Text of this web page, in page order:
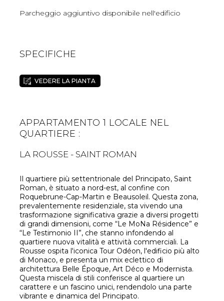
Parcheggio aggiuntivo disponibile nell'edificio
SPECIFICHE
VEDERE LA PIANTA
APPARTAMENTO 1 LOCALE NEL
QUARTIERE :
LA ROUSSE - SAINT ROMAN
Il quartiere più settentrionale del Principato, Saint
Roman, è situato a nord-est, al confine con
Roquebrune-Cap-Martin e Beausoleil. Questa zona,
prevalentemente residenziale, sta vivendo una
trasformazione significativa grazie a diversi progetti
di grandi dimensioni, come “Le MoNa Résidence” e
“Le Testimonio II”, che stanno infondendo al
quartiere nuova vitalità e attività commerciali. La
Rousse ospita l'iconica Tour Odéon, l'edificio più alto
di Monaco, e presenta un mix eclettico di
architettura Belle Époque, Art Déco e Modernista.
Questa miscela di stili conferisce al quartiere un
carattere e un fascino unici, rendendolo una parte
vibrante e dinamica del Principato.